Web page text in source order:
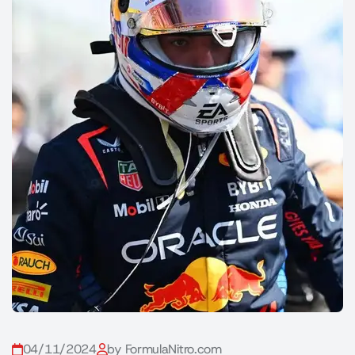
04/11/2024 by FormulaNitro.com